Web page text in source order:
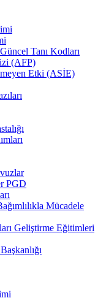
Tanı Kodları
(AFP)
Etki (ASİE)
PGD
Mücadele
Geliştirme Eğitimleri